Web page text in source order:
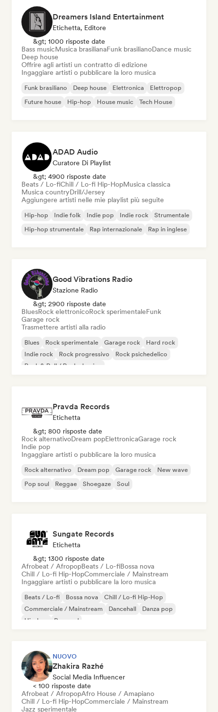
Dreamers Island Entertainment
Etichetta, Editore
&gt; 1000 risposte date
Bass musicMusica brasilianaFunk brasilianoDance music
Deep house
Offrire agli artisti un contratto di edizione
Ingaggiare artisti o pubblicare la loro musica
Funk brasiliano Deep house Elettronica
Elettropop
Future house
Hip-hop House music Tech House
ADAD Audio
Curatore Di Playlist
&gt; 4900 risposte date
Beats / Lo-fiChill / Lo-fi Hip-HopMusica classica
Musica countryDrill/Jersey
Aggiungere artisti nelle mie playlist più seguite
Hip-hop Indie folk Indie pop Indie rock
Strumentale
Hip-hop strumentale
Rap internazionale Rap in inglese
Good Vibrations Radio
Stazione Radio
&gt; 2900 risposte date
BluesRock elettronicoRock sperimentaleFunk
Garage rock
Trasmettere artisti alla radio
Blues Rock sperimentale Garage rock
Hard rock
Indie rock
Rock progressivo
Rock psichedelico
Rock & Roll / Rock classico
Pravda Records
Etichetta
&gt; 800 risposte date
Rock alternativoDream popElettronicaGarage rock
Indie pop
Ingaggiare artisti o pubblicare la loro musica
Rock alternativo Dream pop Garage rock
New wave
Pop soul
Reggae Shoegaze Soul
Sungate Records
Etichetta
&gt; 1300 risposte date
Afrobeat / AfropopBeats / Lo-fiBossa nova
Chill / Lo-fi Hip-HopCommerciale / Mainstream
Ingaggiare artisti o pubblicare la loro musica
Beats / Lo-fi Bossa nova
Chill / Lo-fi Hip-Hop
Commerciale / Mainstream
Dancehall
Danza pop
Hip-hop
Pop soul
NUOVO
Zhakira Razhé
Social Media Influencer
< 100 risposte date
Afrobeat / AfropopAfro House / Amapiano
Chill / Lo-fi Hip-HopCommerciale / Mainstream
Jazz sperimentale